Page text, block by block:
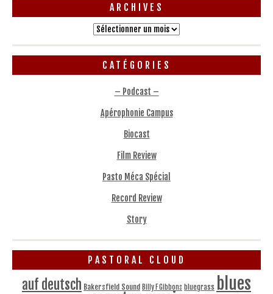
ARCHIVES
Archives
CATÉGORIES
– Podcast –
Apérophonie Campus
Biocast
Film Review
Pasto Méca Spécial
Record Review
Story
PASTORAL CLOUD
auf deutsch Bakersfield Sound Billy F Gibbons bluegrass blues